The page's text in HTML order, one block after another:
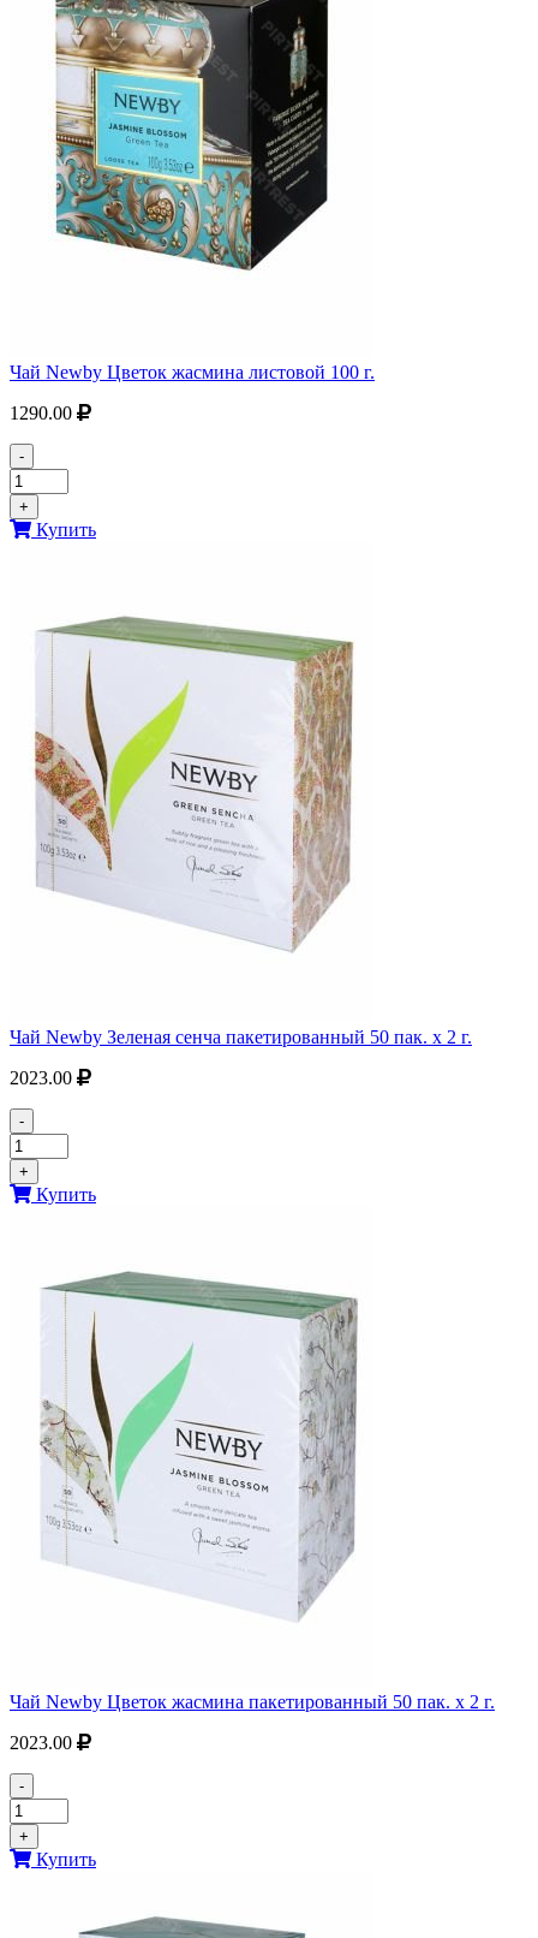
Чай Newby Цветок жасмина листовой 100 г.
1290.00
-
+
Купить
Чай Newby Зеленая сенча пакетированный 50 пак. х 2 г.
2023.00
-
+
Купить
Чай Newby Цветок жасмина пакетированный 50 пак. х 2 г.
2023.00
-
+
Купить